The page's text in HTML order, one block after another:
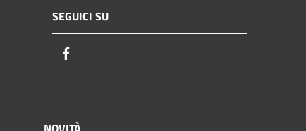
SEGUICI SU